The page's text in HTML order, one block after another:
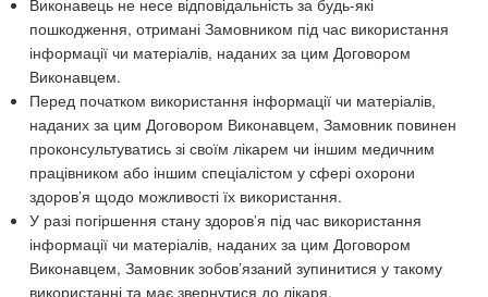
Виконавець не несе відповідальність за будь-які
пошкодження, отримані Замовником під час використання
інформації чи матеріалів, наданих за цим Договором
Виконавцем.
Перед початком використання інформації чи матеріалів,
наданих за цим Договором Виконавцем, Замовник повинен
проконсультуватись зі своїм лікарем чи іншим медичним
працівником або іншим спеціалістом у сфері охорони
здоров’я щодо можливості їх використання.
У разі погіршення стану здоров’я під час використання
інформації чи матеріалів, наданих за цим Договором
Виконавцем, Замовник зобов’язаний зупинитися у такому
використанні та має звернутися до лікаря.